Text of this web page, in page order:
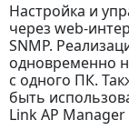
Настройка и
через web-
SNMP.
одновременно
с одного ПК.
быть
Link АР Manager